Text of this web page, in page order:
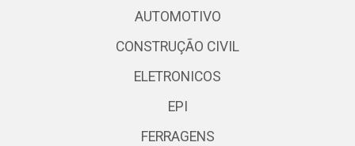
AUTOMOTIVO
CONSTRUÇÃO CIVIL
ELETRONICOS
EPI
FERRAGENS